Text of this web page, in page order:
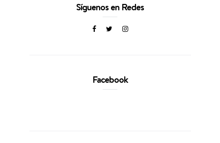
Síguenos en Redes
Facebook